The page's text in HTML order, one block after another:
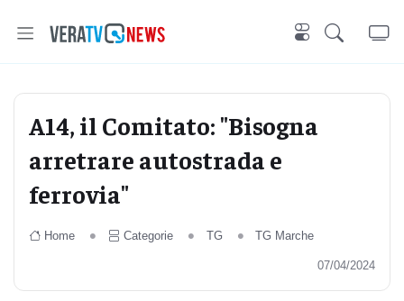
A14, il Comitato: "Bisogna
arretrare autostrada e
ferrovia"
Home Categorie TG TG Marche
07/04/2024